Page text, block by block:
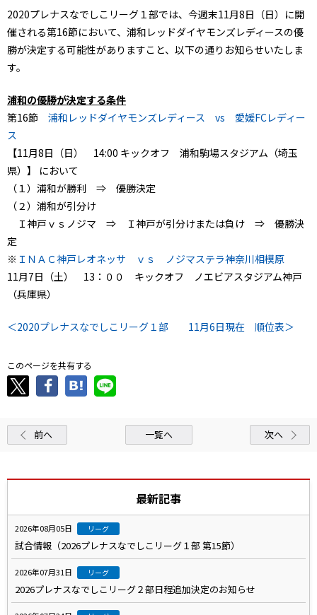
2020プレナスなでしこリーグ１部では、今週末11月8日（日）に開
催される第16節において、浦和レッドダイヤモンズレディースの優
勝が決定する可能性がありますこと、以下の通りお知らせいたしま
す。
浦和の優勝が決定する条件
第16節 浦和レッドダイヤモンズレディース vs 愛媛FCレディー
ス
【11月8日（日） 14:00 キックオフ 浦和駒場スタジアム（埼玉
県）】 において
（１）浦和が勝利 ⇒ 優勝決定
（２）浦和が引分け
Ｉ神戸ｖｓノジマ ⇒ Ｉ神戸が引分けまたは負け ⇒ 優勝決
定
※ ＩＮＡＣ神戸レオネッサ ｖｓ ノジマステラ神奈川相模原
11月7日（土） 13：００ キックオフ ノエビアスタジアム神戸
（兵庫県）
＜2020プレナスなでしこリーグ１部 11月6日現在 順位表＞
このページを共有する
前へ 一覧へ 次へ
最新記事
2026年08月05日 リーグ
試合情報（2026プレナスなでしこリーグ１部 第15節）
2026年07月31日 リーグ
2026プレナスなでしこリーグ２部日程追加決定のお知らせ